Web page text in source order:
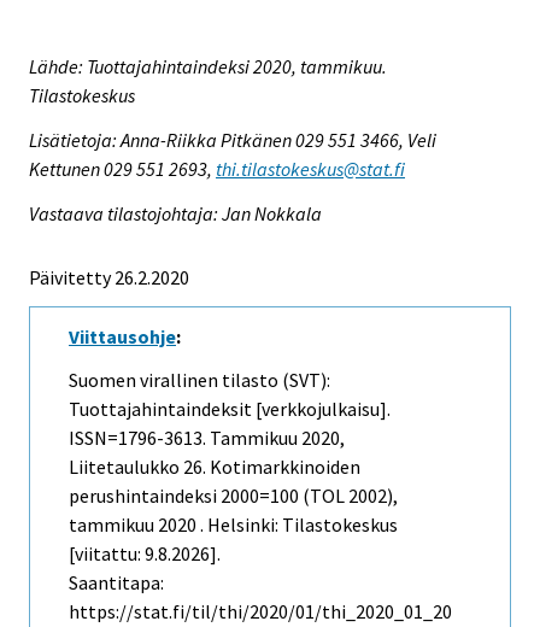
Lähde: Tuottajahintaindeksi 2020, tammikuu.
Tilastokeskus
Lisätietoja: Anna-Riikka Pitkänen 029 551 3466, Veli
Kettunen 029 551 2693, thi.tilastokeskus@stat.fi
Vastaava tilastojohtaja: Jan Nokkala
Päivitetty 26.2.2020
Viittausohje:
Suomen virallinen tilasto (SVT):
Tuottajahintaindeksit [verkkojulkaisu].
ISSN=1796-3613. Tammikuu 2020,
Liitetaulukko 26. Kotimarkkinoiden
perushintaindeksi 2000=100 (TOL 2002),
tammikuu 2020 . Helsinki: Tilastokeskus
[viitattu: 9.8.2026].
Saantitapa:
https://stat.fi/til/thi/2020/01/thi_2020_01_20